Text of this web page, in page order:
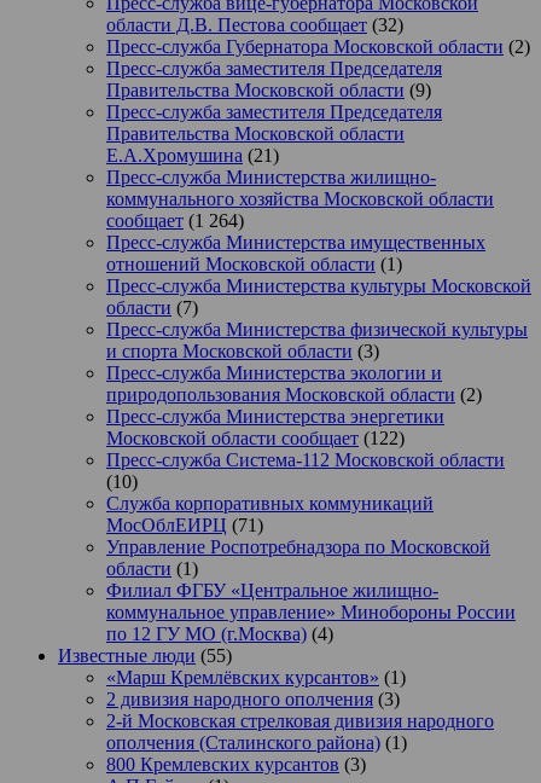
области Д.В. Пестова сообщает (32)
Пресс-служба Губернатора Московской области (2)
Пресс-служба заместителя Председателя
Правительства Московской области (9)
Пресс-служба заместителя Председателя
Правительства Московской области
Е.А.Хромушина (21)
Пресс-служба Министерства жилищно-
коммунального хозяйства Московской области
сообщает (1 264)
Пресс-служба Министерства имущественных
отношений Московской области (1)
Пресс-служба Министерства культуры Московской
области (7)
Пресс-служба Министерства физической культуры
и спорта Московской области (3)
Пресс-служба Министерства экологии и
природопользования Московской области (2)
Пресс-служба Министерства энергетики
Московской области сообщает (122)
Пресс-служба Система-112 Московской области
(10)
Служба корпоративных коммуникаций
МосОблЕИРЦ (71)
Управление Роспотребнадзора по Московской
области (1)
Филиал ФГБУ «Центральное жилищно-
коммунальное управление» Минобороны России
по 12 ГУ МО (г.Москва) (4)
Известные люди (55)
«Марш Кремлёвских курсантов» (1)
2 дивизия народного ополчения (3)
2-й Московская стрелковая дивизия народного
ополчения (Сталинского района) (1)
800 Кремлевских курсантов (3)